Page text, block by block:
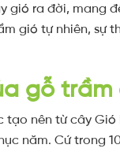
ra đời, mang
gió tự nhiên, sự
gỗ trầm
tạo nên từ cây
năm. Cứ trong